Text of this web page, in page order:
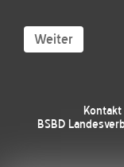
Weiter
Kontakt
BSBD